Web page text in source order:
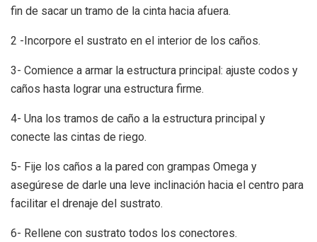
fin de sacar un tramo de la cinta hacia afuera.
2 -Incorpore el sustrato en el interior de los caños.
3- Comience a armar la estructura principal: ajuste codos y
caños hasta lograr una estructura firme.
4- Una los tramos de caño a la estructura principal y
conecte las cintas de riego.
5- Fije los caños a la pared con grampas Omega y
asegúrese de darle una leve inclinación hacia el centro para
facilitar el drenaje del sustrato.
6- Rellene con sustrato todos los conectores.